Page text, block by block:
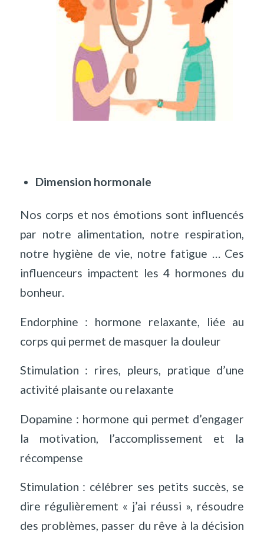
Dimension hormonale
Nos corps et nos émotions sont influencés
par notre alimentation, notre respiration,
notre hygiène de vie, notre fatigue … Ces
influenceurs impactent les 4 hormones du
bonheur.
Endorphine : hormone relaxante, liée au
corps qui permet de masquer la douleur
Stimulation : rires, pleurs, pratique d’une
activité plaisante ou relaxante
Dopamine : hormone qui permet d’engager
la motivation, l’accomplissement et la
récompense
Stimulation : célébrer ses petits succès, se
dire régulièrement « j’ai réussi », résoudre
des problèmes, passer du rêve à la décision